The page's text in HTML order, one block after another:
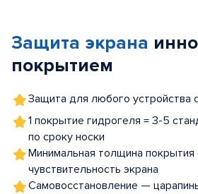
5
Защита экрана
покрытием
Защита для любого устройства
1 покрытие гидрогеля = 3-5
по сроку носки
Минимальная толщина покрытия
чувствительность экрана
Самовосстановление —